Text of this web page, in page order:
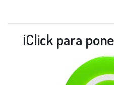
¡Click para